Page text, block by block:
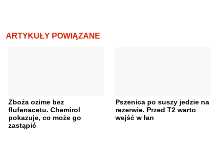
ARTYKUŁY POWIĄZANE
Zboża ozime bez
flufenacetu. Chemirol
pokazuje, co może go
zastąpić
Pszenica po suszy jedzie na
rezerwie. Przed T2 warto
wejść w łan